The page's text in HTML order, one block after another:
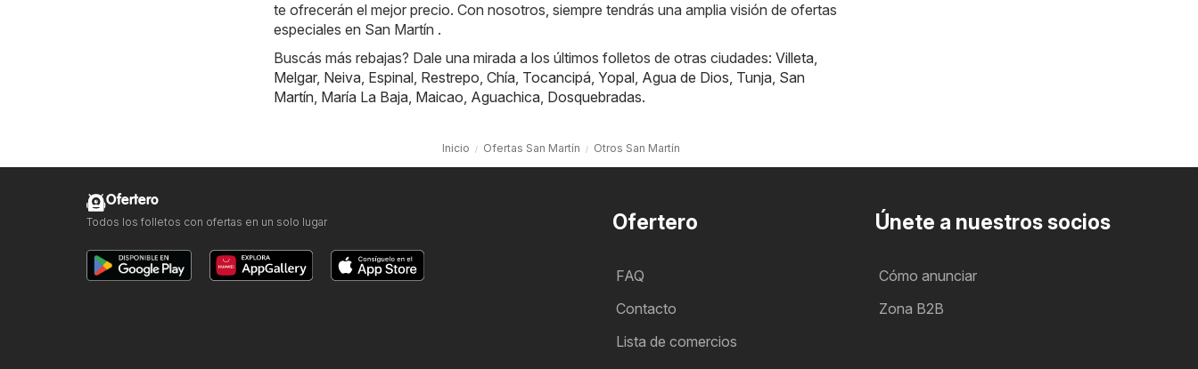
te ofrecerán el mejor precio. Con nosotros, siempre tendrás una amplia visión de ofertas
especiales en San Martín .
Buscás más rebajas? Dale una mirada a los últimos folletos de otras ciudades: Villeta,
Melgar, Neiva, Espinal, Restrepo, Chía, Tocancipá, Yopal, Agua de Dios, Tunja, San
Martín, María La Baja, Maicao, Aguachica, Dosquebradas.
Inicio Ofertas San Martín Otros San Martín
Ofertero
FAQ
Contacto
Lista de comercios
Únete a nuestros socios
Cómo anunciar
Zona B2B
Ofertero
Todos los folletos con ofertas en un solo lugar